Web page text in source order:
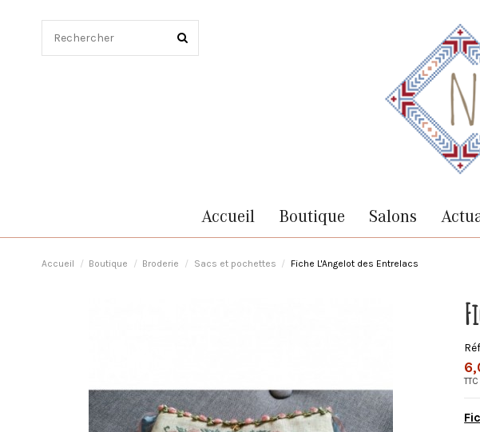
Accueil Boutique Salons
Accueil Boutique Broderie Sacs et pochettes Fiche L'Angelot des Entrelacs
TTC